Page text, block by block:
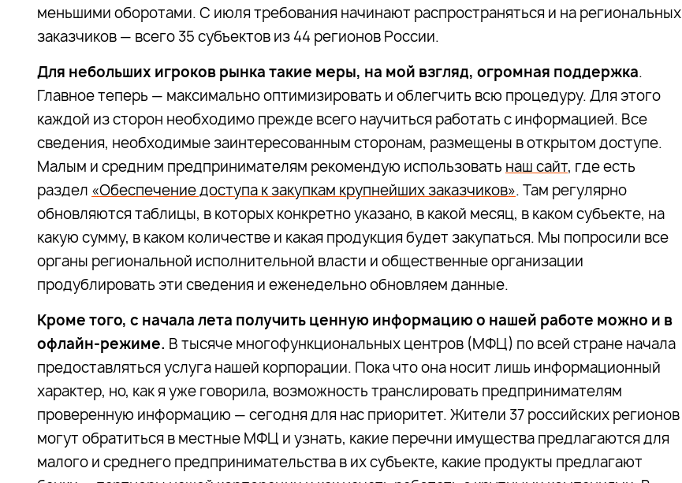
меньшими оборотами. С июля требования начинают распространяться и на региональных
заказчиков — всего 35 субъектов из 44 регионов России.
Для небольших игроков рынка такие меры, на мой взгляд, огромная поддержка.
Главное теперь — максимально оптимизировать и облегчить всю процедуру. Для этого
каждой из сторон необходимо прежде всего научиться работать с информацией. Все
сведения, необходимые заинтересованным сторонам, размещены в открытом доступе.
Малым и средним предпринимателям рекомендую использовать наш сайт, где есть
раздел «Обеспечение доступа к закупкам крупнейших заказчиков». Там регулярно
обновляются таблицы, в которых конкретно указано, в какой месяц, в каком субъекте, на
какую сумму, в каком количестве и какая продукция будет закупаться. Мы попросили все
органы региональной исполнительной власти и общественные организации
продублировать эти сведения и еженедельно обновляем данные.
Кроме того, с начала лета получить ценную информацию о нашей работе можно и в
офлайн-режиме. В тысяче многофункциональных центров (МФЦ) по всей стране начала
предоставляться услуга нашей корпорации. Пока что она носит лишь информационный
характер, но, как я уже говорила, возможность транслировать предпринимателям
проверенную информацию — сегодня для нас приоритет. Жители 37 российских регионов
могут обратиться в местные МФЦ и узнать, какие перечни имущества предлагаются для
малого и среднего предпринимательства в их субъекте, какие продукты предлагают